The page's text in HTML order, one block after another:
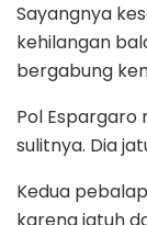
Sayangnya
kehilangan
bergabung
Pol
sulitnya. Dia
Kedua